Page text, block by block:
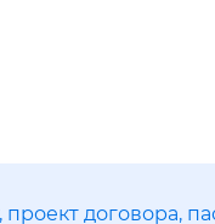
проект договора,